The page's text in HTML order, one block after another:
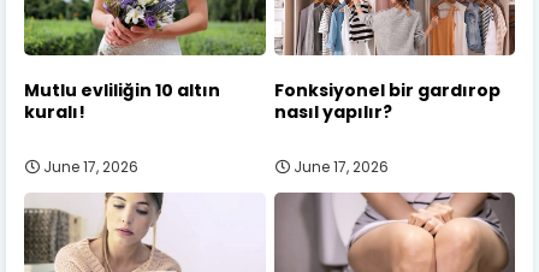
Mutlu evliliğin 10 altın
kuralı!
June 17, 2026
Fonksiyonel bir gardırop
nasıl yapılır?
June 17, 2026